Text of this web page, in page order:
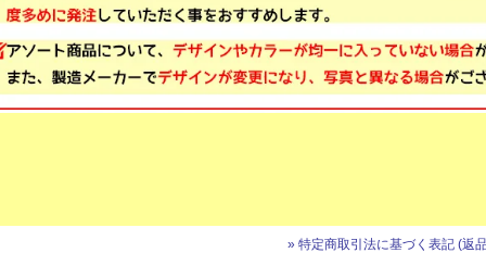
» 特定商取引法に基づく表記 (返